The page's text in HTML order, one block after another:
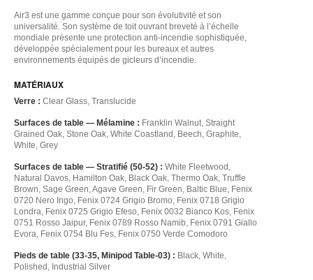
Air3 est une gamme conçue pour son évolutivité et son
universalité. Son système de toit ouvrant breveté à l’échelle
mondiale présente une protection anti-incendie sophistiquée,
développée spécialement pour les bureaux et autres
environnements équipés de gicleurs d’incendie.
MATÉRIAUX
Verre : Clear Glass, Translucide
Surfaces de table — Mélamine : Franklin Walnut, Straight
Grained Oak, Stone Oak, White Coastland, Beech, Graphite,
White, Grey
Surfaces de table — Stratifié (50-52) : White Fleetwood,
Natural Davos, Hamilton Oak, Black Oak, Thermo Oak, Truffle
Brown, Sage Green, Agave Green, Fir Green, Baltic Blue, Fenix
0720 Nero Ingo, Fenix 0724 Grigio Bromo, Fenix 0718 Grigio
Londra, Fenix 0725 Grigio Efeso, Fenix 0032 Bianco Kos, Fenix
0751 Rosso Jaipur, Fenix 0789 Rosso Namib, Fenix 0791 Giallo
Evora, Fenix 0754 Blu Fes, Fenix 0750 Verde Comodoro
Pieds de table (33-35, Minipod Table-03) : Black, White,
Polished, Industrial Silver